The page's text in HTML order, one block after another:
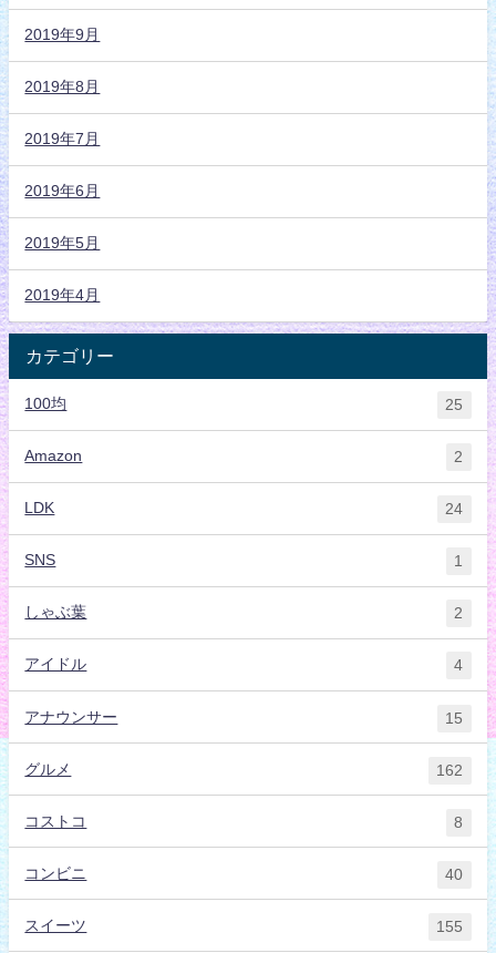
2019年9月
2019年8月
2019年7月
2019年6月
2019年5月
2019年4月
カテゴリー
100均 25
Amazon 2
LDK 24
SNS 1
しゃぶ葉 2
アイドル 4
アナウンサー 15
グルメ 162
コストコ 8
コンビニ 40
スイーツ 155